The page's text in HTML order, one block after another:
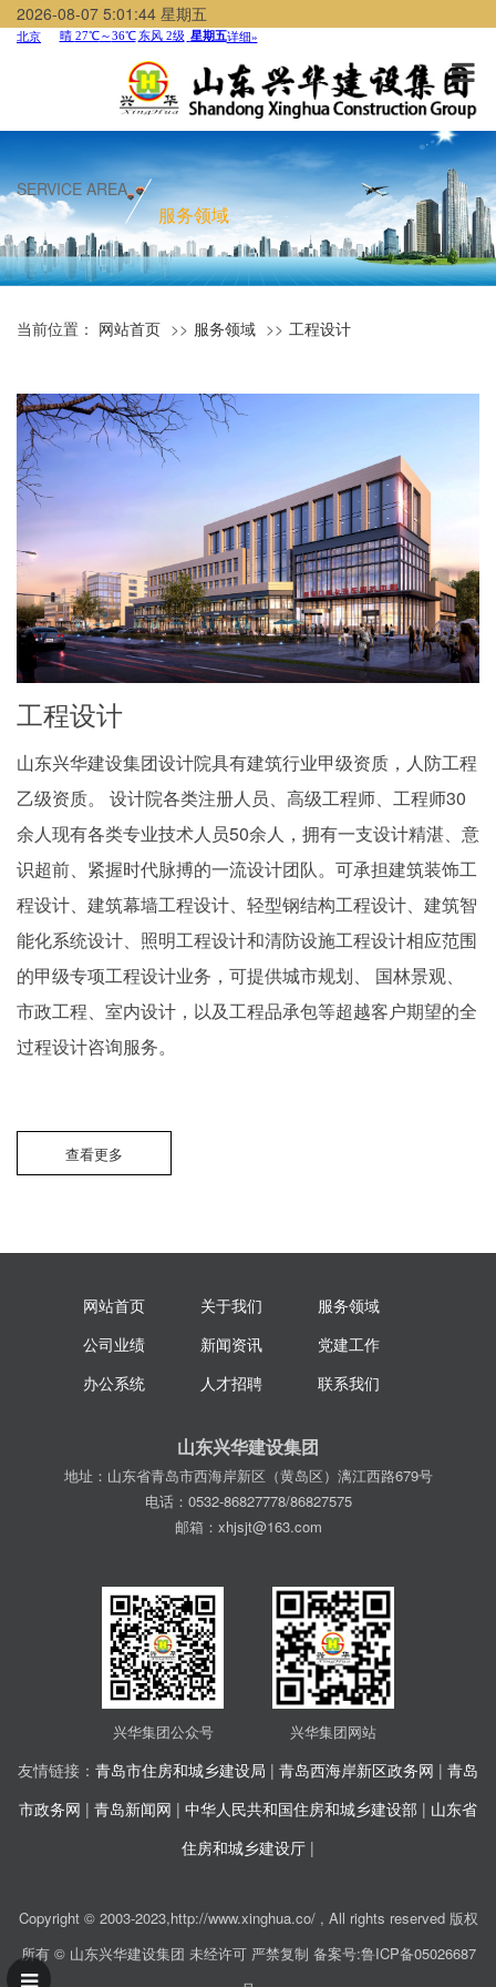
2026-08-07 5:01:44 星期五
SERVICE AREA
服务领域
当前位置： 网站首页 服务领域 工程设计
工程设计
山东兴华建设集团设计院具有建筑行业甲级资质，人防工程
乙级资质。 设计院各类注册人员、高级工程师、工程师30
余人现有各类专业技术人员50余人，拥有一支设计精湛、意
识超前、紧握时代脉搏的一流设计团队。可承担建筑装饰工
程设计、建筑幕墙工程设计、轻型钢结构工程设计、建筑智
能化系统设计、照明工程设计和清防设施工程设计相应范围
的甲级专项工程设计业务，可提供城市规划、 国林景观、
市政工程、室内设计，以及工程品承包等超越客户期望的全
过程设计咨询服务。
查看更多
网站首页 关于我们
服务领域
公司业绩
新闻资讯
党建工作
办公系统
人才招聘 联系我们
山东兴华建设集团
地址：山东省青岛市西海岸新区（黄岛区）漓江西路679号
电话：0532-86827778/86827575
邮箱：xhjsjt@163.com
兴华集团公众号 兴华集团网站
友情链接： 青岛市住房和城乡建设局 | 青岛西海岸新区政务网 | 青岛
市政务网 | 青岛新闻网 | 中华人民共和国住房和城乡建设部 | 山东省
住房和城乡建设厅 |
Copyright © 2003-2023,http://www.xinghua.co/ , All rights reserved 版权
所有 © 山东兴华建设集团 未经许可 严禁复制 备案号:鲁ICP备05026687